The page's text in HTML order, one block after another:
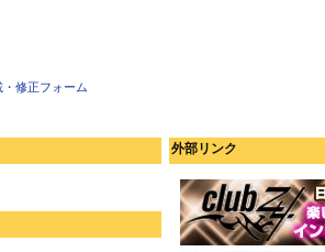
・修正フォーム
外部リンク